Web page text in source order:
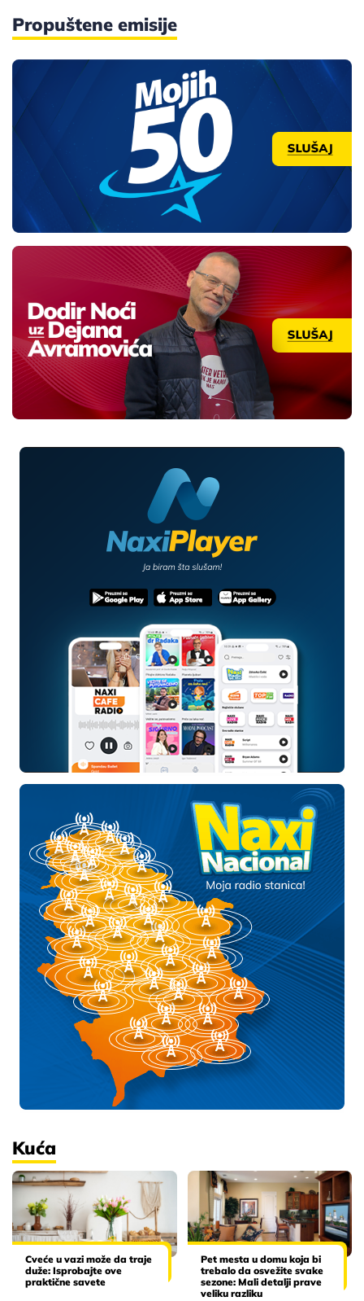
Propuštene emisije
Kuća
Cveće u vazi može da traje
duže: Isprobajte ove
praktične savete
Pet mesta u domu koja bi
trebalo da osvežite svake
sezone: Mali detalji prave
veliku razliku